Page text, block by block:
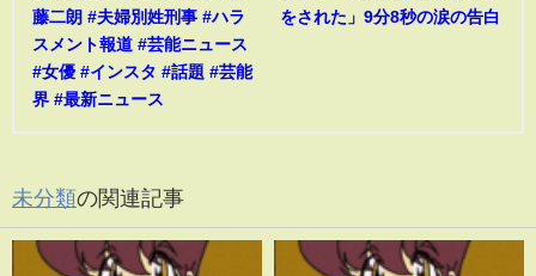
藤二朗 #夫婦別姓刑事 #ハラ
スメント報道 #芸能ニュース
#女優 #インスタ #話題 #芸能
界 #最新ニュース
をされた」9分8秒の涙の告白
未分類の関連記事